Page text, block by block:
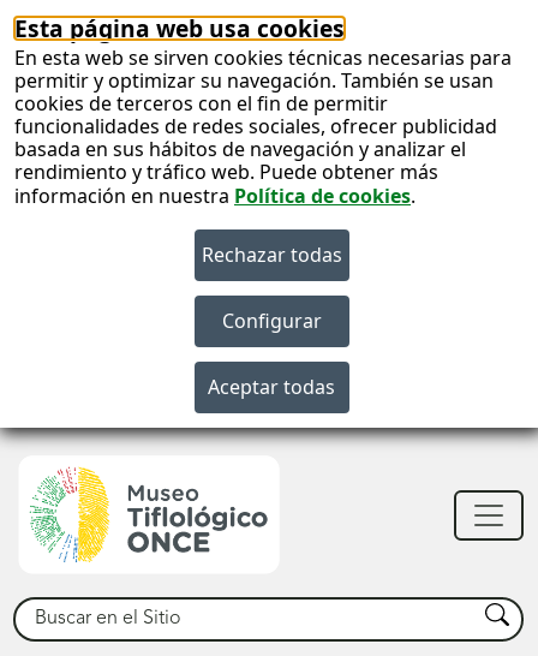
Esta página web usa cookies
En esta web se sirven cookies técnicas necesarias para
permitir y optimizar su navegación. También se usan
cookies de terceros con el fin de permitir
funcionalidades de redes sociales, ofrecer publicidad
basada en sus hábitos de navegación y analizar el
rendimiento y tráfico web. Puede obtener más
información en nuestra Política de cookies.
Buscar Buscar